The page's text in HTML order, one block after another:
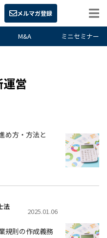
メルマガ登録
M&A ミニセミナー
営
め方・方法と
法
2025.01.06
規則の作成義務